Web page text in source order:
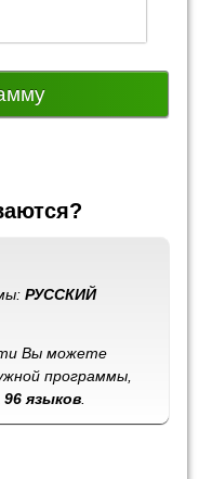
РУССКИЙ
Вы можете
программы,
96 языков